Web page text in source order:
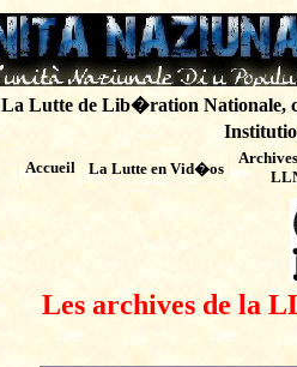
La Lutte de Lib�ration Nationale,
Accueil La Lutte en Vid�os
Les archives de la